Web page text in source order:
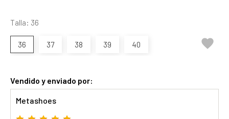
Talla: 36
36 37 38 39 40 
Vendido y enviado por:
Metashoes